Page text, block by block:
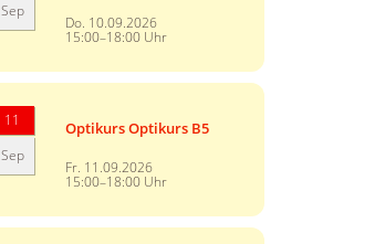
Sep
Do. 10.09.2026
15:00–18:00 Uhr
11
Sep
Optikurs Optikurs B5
Fr. 11.09.2026
15:00–18:00 Uhr